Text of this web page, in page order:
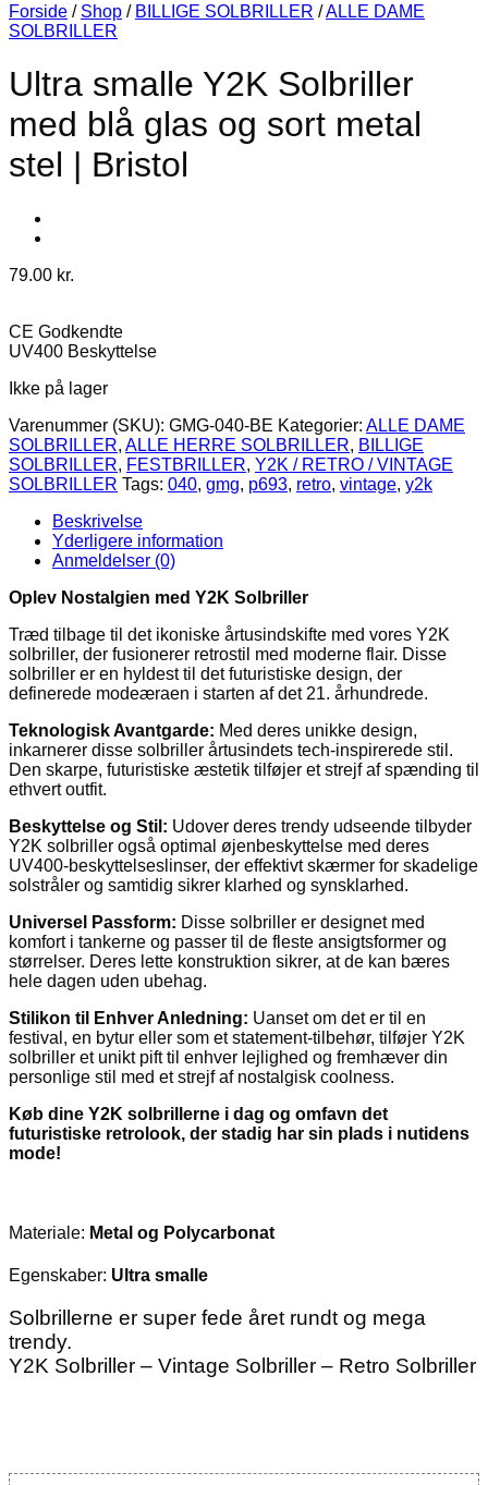
Forside / Shop / BILLIGE SOLBRILLER /ALLE DAME
SOLBRILLER
Ultra smalle Y2K Solbriller
med blå glas og sort metal
stel | Bristol
79.00 kr.
CE Godkendte
UV400 Beskyttelse
Ikke på lager
Varenummer (SKU): GMG-040-BE Kategorier: ALLE DAME
SOLBRILLER, ALLE HERRE SOLBRILLER, BILLIGE
SOLBRILLER, FESTBRILLER, Y2K / RETRO / VINTAGE
SOLBRILLER Tags: 040, gmg, p693, retro, vintage, y2k
Beskrivelse
Yderligere information
Anmeldelser (0)
Oplev Nostalgien med Y2K Solbriller
Træd tilbage til det ikoniske årtusindskifte med vores Y2K
solbriller, der fusionerer retrostil med moderne flair. Disse
solbriller er en hyldest til det futuristiske design, der
definerede modeæraen i starten af det 21. århundrede.
Teknologisk Avantgarde: Med deres unikke design,
inkarnerer disse solbriller årtusindets tech-inspirerede stil.
Den skarpe, futuristiske æstetik tilføjer et strejf af spænding til
ethvert outfit.
Beskyttelse og Stil: Udover deres trendy udseende tilbyder
Y2K solbriller også optimal øjenbeskyttelse med deres
UV400-beskyttelseslinser, der effektivt skærmer for skadelige
solstråler og samtidig sikrer klarhed og synsklarhed.
Universel Passform: Disse solbriller er designet med
komfort i tankerne og passer til de fleste ansigtsformer og
størrelser. Deres lette konstruktion sikrer, at de kan bæres
hele dagen uden ubehag.
Stilikon til Enhver Anledning: Uanset om det er til en
festival, en bytur eller som et statement-tilbehør, tilføjer Y2K
solbriller et unikt pift til enhver lejlighed og fremhæver din
personlige stil med et strejf af nostalgisk coolness.
Køb dine Y2K solbrillerne i dag og omfavn det
futuristiske retrolook, der stadig har sin plads i nutidens
mode!
Materiale: Metal og Polycarbonat
Egenskaber: Ultra smalle
Solbrillerne er super fede året rundt og mega
trendy.
Y2K Solbriller – Vintage Solbriller – Retro Solbriller